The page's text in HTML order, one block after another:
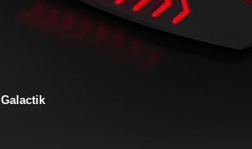
Galactik